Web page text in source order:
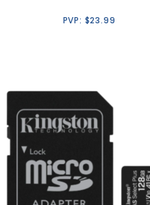
PVP: $23.99